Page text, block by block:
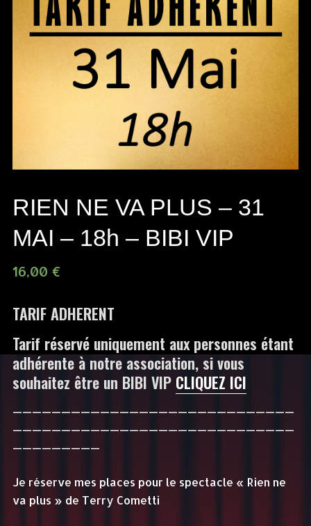
RIEN NE VA PLUS – 31
MAI – 18h – BIBI VIP
16,00 €
TARIF ADHERENT
Tarif réservé uniquement aux personnes étant
adhérente à notre association, si vous
souhaitez être un BIBI VIP CLIQUEZ ICI
—————————————————————————————
—————————————————————————————
—————————
Je réserve mes places pour le spectacle « Rien ne
va plus » de Terry Cometti